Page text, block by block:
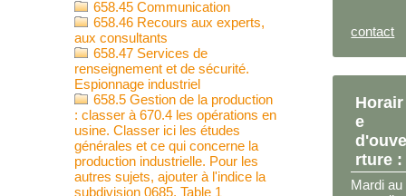
658.45 Communication
658.46 Recours aux experts,
aux consultants
658.47 Services de
renseignement et de sécurité.
Espionnage industriel
658.5 Gestion de la production
: classer à 670.4 les opérations en
usine. Classer ici les études
générales et ce qui concerne la
production industrielle. Pour les
autres sujets, ajouter à l'indice la
subdivision 0685, Table 1
contact
Horair
e
rture :
Mardi au